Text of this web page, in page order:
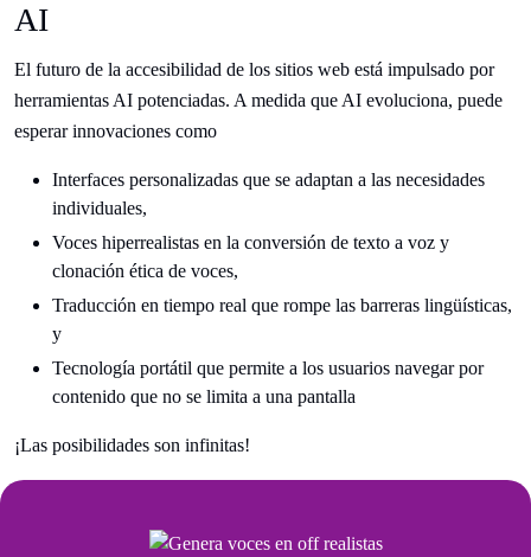
AI
El futuro de la accesibilidad de los sitios web está impulsado por
herramientas AI potenciadas. A medida que AI evoluciona, puede
esperar innovaciones como
Interfaces personalizadas que se adaptan a las necesidades
individuales,
Voces hiperrealistas en la conversión de texto a voz y
clonación ética de voces,
Traducción en tiempo real que rompe las barreras lingüísticas,
y
Tecnología portátil que permite a los usuarios navegar por
contenido que no se limita a una pantalla
¡Las posibilidades son infinitas!